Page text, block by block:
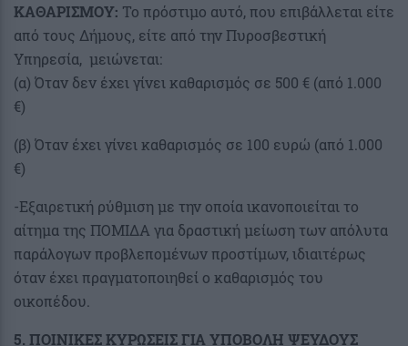
ΚΑΘΑΡΙΣΜΟΥ: Το πρόστιμο αυτό, που επιβάλλεται είτε
από τους Δήμους, είτε από την Πυροσβεστική
Υπηρεσία, μειώνεται:
(α) Όταν δεν έχει γίνει καθαρισμός σε 500 € (από 1.000
€)
(β) Όταν έχει γίνει καθαρισμός σε 100 ευρώ (από 1.000
€)
-Εξαιρετική ρύθμιση με την οποία ικανοποιείται το
αίτημα της ΠΟΜΙΔΑ για δραστική μείωση των απόλυτα
παράλογων προβλεπομένων προστίμων, ιδιαιτέρως
όταν έχει πραγματοποιηθεί ο καθαρισμός του
οικοπέδου.
5. ΠΟΙΝΙΚΕΣ ΚΥΡΩΣΕΙΣ ΓΙΑ ΥΠΟΒΟΛΗ ΨΕΥΔΟΥΣ